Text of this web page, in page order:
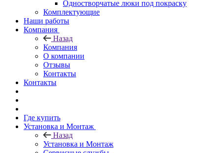
Одностворчатые люки под покраску
Комплектующие
Наши работы
Компания
Назад
Компания
О компании
Отзывы
Контакты
Контакты
Где купить
Установка и Монтаж
Назад
Установка и Монтаж